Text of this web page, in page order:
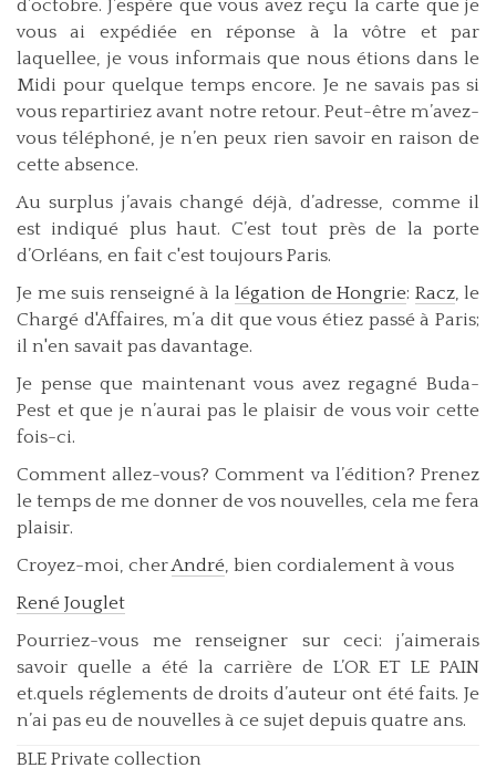
d’octobre. J’espère que vous avez reçu la carte que je
vous ai expédiée en réponse à la vôtre et par
laquellee, je vous informais que nous étions dans le
Midi pour quelque temps encore. Je ne savais pas si
vous repartiriez avant notre retour. Peut-être m’avez-
vous téléphoné, je n’en peux rien savoir en raison de
cette absence.
Au surplus j’avais changé déjà, d’adresse, comme il
est indiqué plus haut. C’est tout près de la porte
d’Orléans, en fait c'est toujours Paris.
Je me suis renseigné à la légation de Hongrie: Racz, le
Chargé d'Affaires, m’a dit que vous étiez passé à Paris;
il n'en savait pas davantage.
Je pense que maintenant vous avez regagné Buda-
Pest et que je n’aurai pas le plaisir de vous voir cette
fois-ci.
Comment allez-vous? Comment va l’édition? Prenez
le temps de me donner de vos nouvelles, cela me fera
plaisir.
Croyez-moi, cherAndré, bien cordialement à vous
René Jouglet
Pourriez-vous me renseigner sur ceci: j’aimerais
savoir quelle a été la carrière de L’OR ET LE PAIN
et.quels réglements de droits d’auteur ont été faits. Je
n’ai pas eu de nouvelles à ce sujet depuis quatre ans.
BLE Private collection